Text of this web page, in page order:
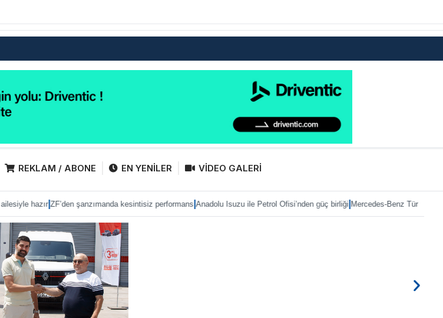
REKLAM / ABONE EN YENİLER VİDEO GALERİ
|ZF’den şanzımanda kesintisiz performans|Anadolu Isuzu ile Petrol Ofisi’nden güç birliği|Mercedes-Benz Türk’te Heiko Selzam